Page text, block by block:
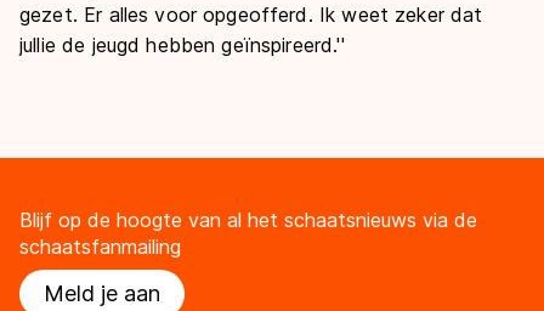
gezet. Er alles voor opgeofferd. Ik weet zeker dat
jullie de jeugd hebben geïnspireerd.''
Blijf op de hoogte van al het schaatsnieuws via de
schaatsfanmailing
Meld je aan